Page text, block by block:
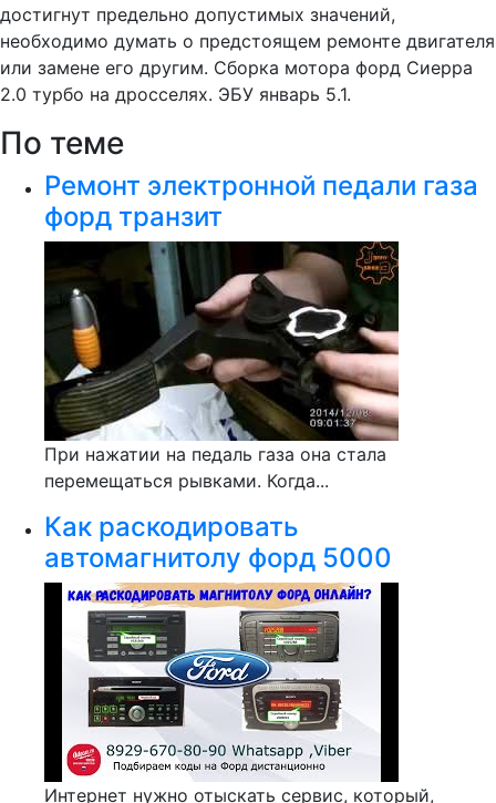
достигнут предельно допустимых значений,
необходимо думать о предстоящем ремонте двигателя
или замене его другим. Сборка мотора форд Сиерра
2.0 турбо на дросселях. ЭБУ январь 5.1.
По теме
Ремонт электронной педали газа
форд транзит
При нажатии на педаль газа она стала
перемещаться рывками. Когда...
Как раскодировать
автомагнитолу форд 5000
Интернет нужно отыскать сервис, который,